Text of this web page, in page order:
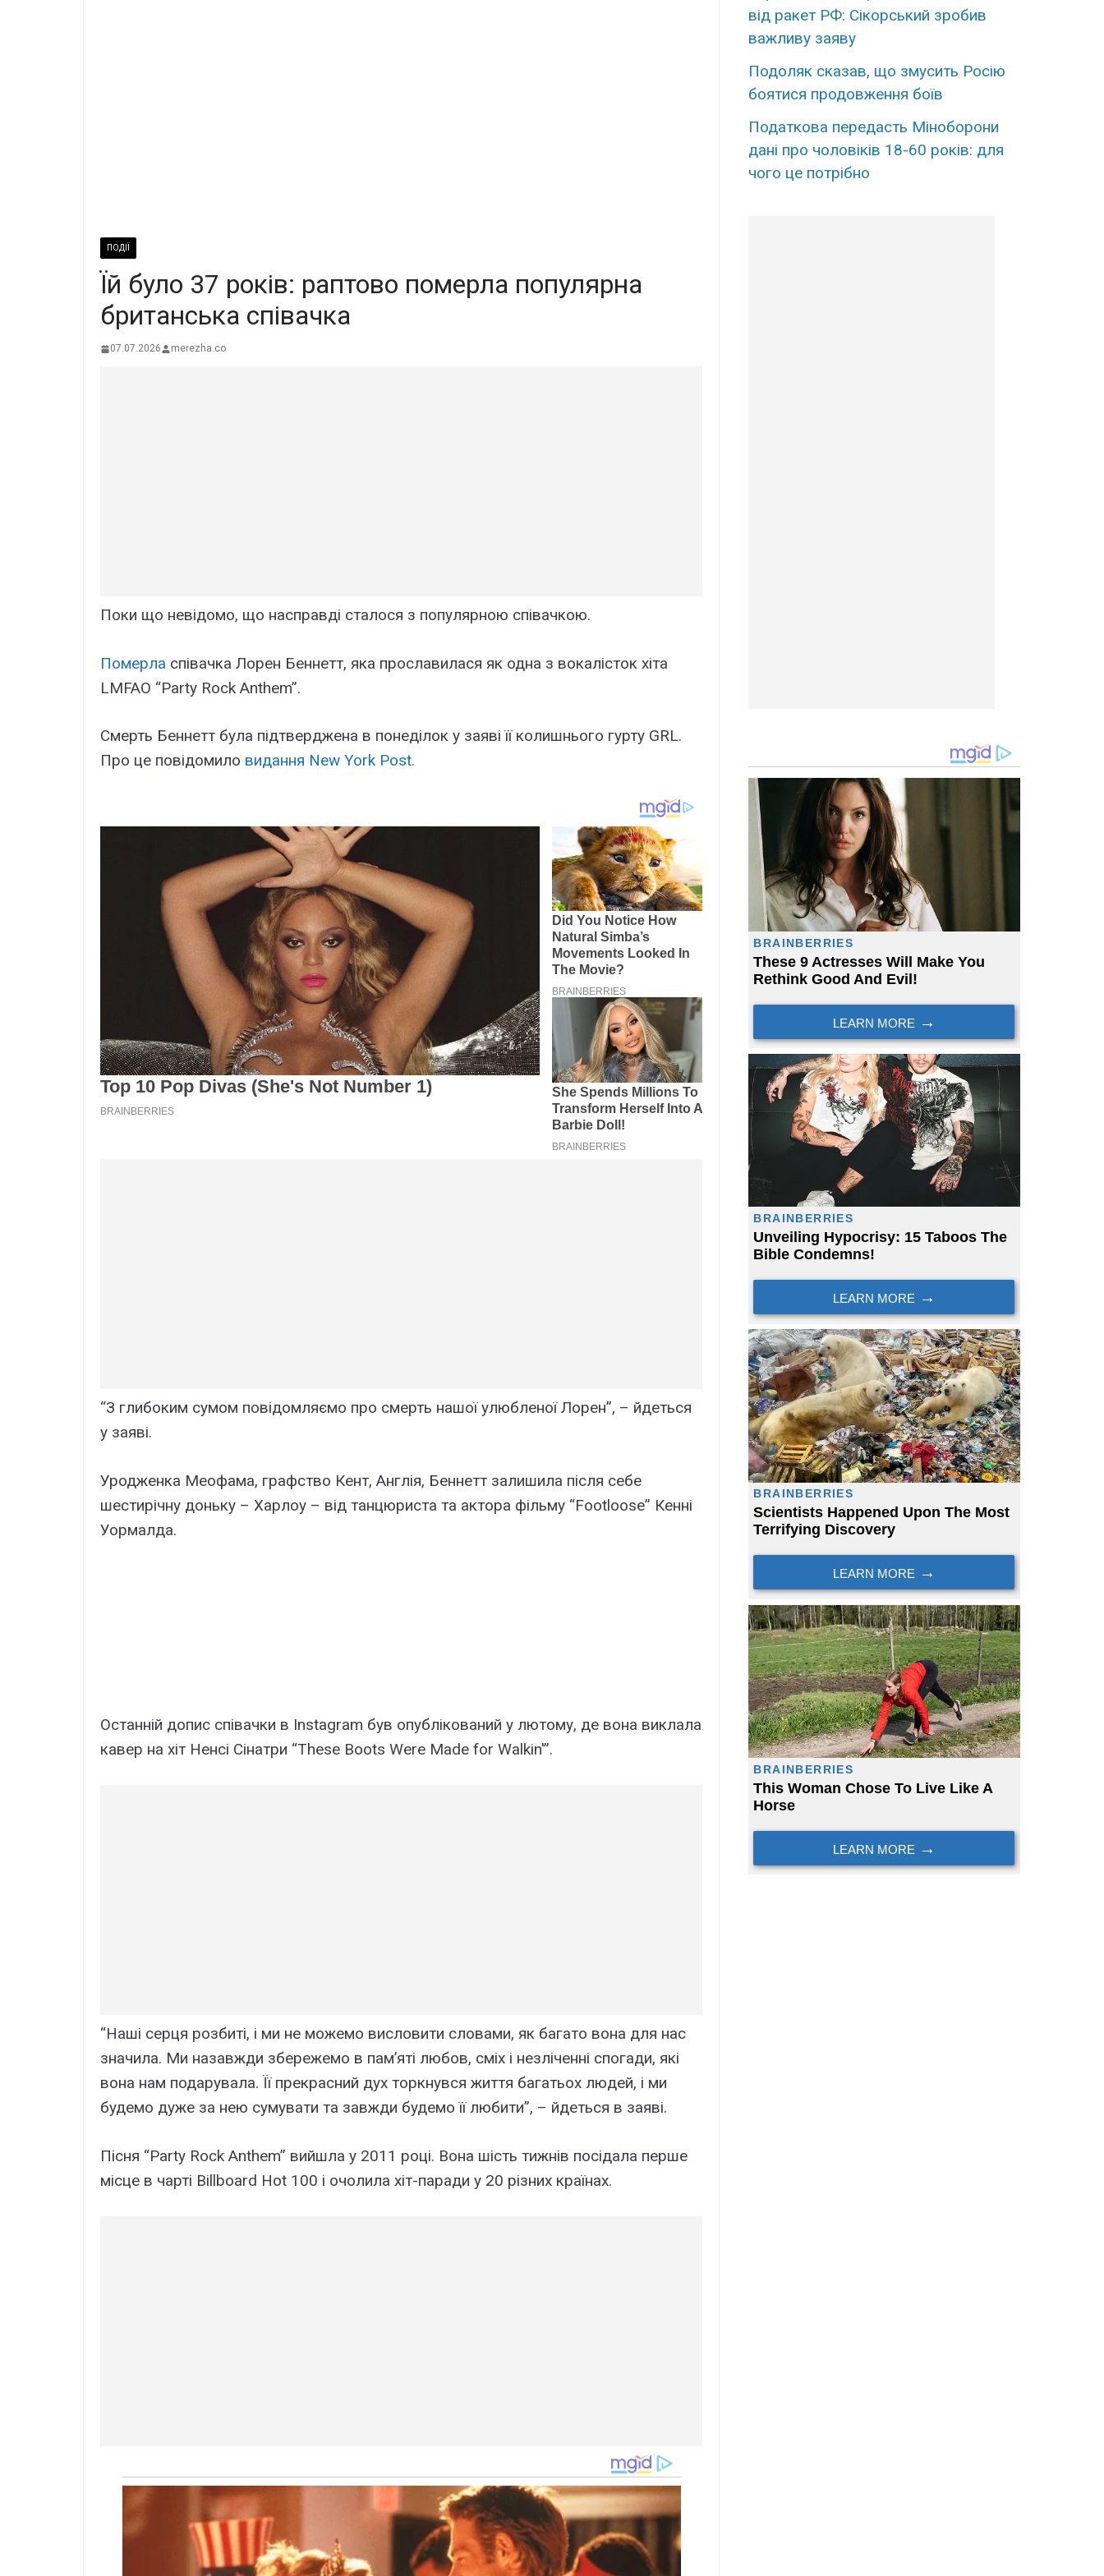
ПОДІЇ
Їй було 37 років: раптово померла популярна
британська співачка
07.07.2026 merezha.co
Поки що невідомо, що насправді сталося з популярною співачкою.
Померла співачка Лорен Беннетт, яка прославилася як одна з вокалісток хіта
LMFAO “Party Rock Anthem”.
Смерть Беннетт була підтверджена в понеділок у заяві її колишнього гурту GRL.
Про це повідомило видання New York Post.
“З глибоким сумом повідомляємо про смерть нашої улюбленої Лорен”, – йдеться
у заяві.
Уродженка Меофама, графство Кент, Англія, Беннетт залишила після себе
шестирічну доньку – Харлоу – від танцюриста та актора фільму “Footloose” Кенні
Уормалда.
Останній допис співачки в Instagram був опублікований у лютому, де вона виклала
кавер на хіт Ненсі Сінатри “These Boots Were Made for Walkin'”.
“Наші серця розбиті, і ми не можемо висловити словами, як багато вона для нас
значила. Ми назавжди збережемо в пам’яті любов, сміх і незліченні спогади, які
вона нам подарувала. Її прекрасний дух торкнувся життя багатьох людей, і ми
будемо дуже за нею сумувати та завжди будемо її любити”, – йдеться в заяві.
Пісня “Party Rock Anthem” вийшла у 2011 році. Вона шість тижнів посідала перше
місце в чарті Billboard Hot 100 і очолила хіт-паради у 20 різних країнах.
від ракет РФ: Сікорський зробив
важливу заяву
Подоляк сказав, що змусить Росію
боятися продовження боїв
Податкова передасть Міноборони
дані про чоловіків 18-60 років: для
чого це потрібно